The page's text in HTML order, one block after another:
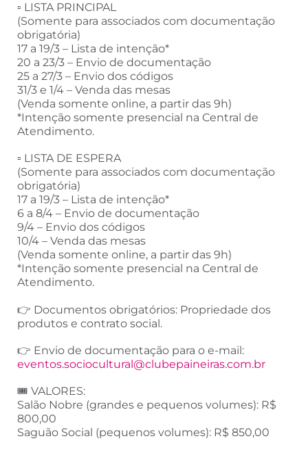
▫️ LISTA PRINCIPAL
(Somente para associados com documentação
obrigatória)
17 a 19/3 – Lista de intenção*
20 a 23/3 – Envio de documentação
25 a 27/3 – Envio dos códigos
31/3 e 1/4 – Venda das mesas
(Venda somente online, a partir das 9h)
*Intenção somente presencial na Central de
Atendimento.
▫️ LISTA DE ESPERA
(Somente para associados com documentação
obrigatória)
17 a 19/3 – Lista de intenção*
6 a 8/4 – Envio de documentação
9/4 – Envio dos códigos
10/4 – Venda das mesas
(Venda somente online, a partir das 9h)
*Intenção somente presencial na Central de
Atendimento.
👉 Documentos obrigatórios: Propriedade dos
produtos e contrato social.
👉 Envio de documentação para o e-mail:
eventos.sociocultural@clubepaineiras.com.br
🎟️ VALORES:
Salão Nobre (grandes e pequenos volumes): R$
800,00
Saguão Social (pequenos volumes): R$ 850,00